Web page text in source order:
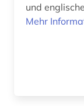
und
Mehr